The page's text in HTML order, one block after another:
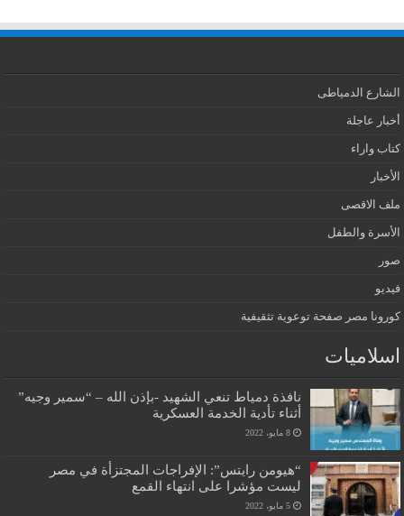
الشارع الدمياطى
أخبار عاجلة
كتاب واراء
الأخبار
ملف الاقصى
الأسرة والطفل
صور
فيديو
كورونا مصر صفحة توعوية تثقيفية
اسلاميات
نافذة دمياط تنعي الشهيد -بإذن الله – “سمير وجيه”
أثناء تأدية الخدمة العسكرية
8 مايو، 2022
“هيومن رايتس”: الإفراجات المجتزأة في مصر
ليست مؤشرا على انتهاء القمع
5 مايو، 2022